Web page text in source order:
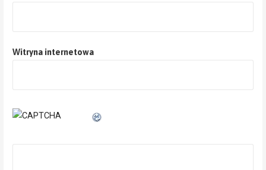
Witryna internetowa